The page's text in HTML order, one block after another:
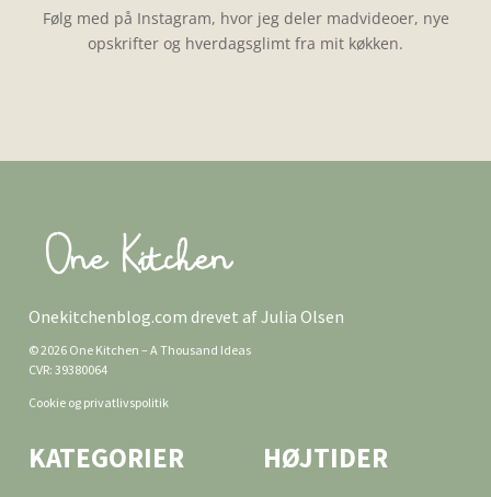
Følg med på Instagram, hvor jeg deler madvideoer, nye
opskrifter og hverdagsglimt fra mit køkken.
Onekitchenblog.com drevet af Julia Olsen
© 2026 One Kitchen – A Thousand Ideas
CVR: 39380064
Cookie og privatlivspolitik
KATEGORIER HØJTIDER